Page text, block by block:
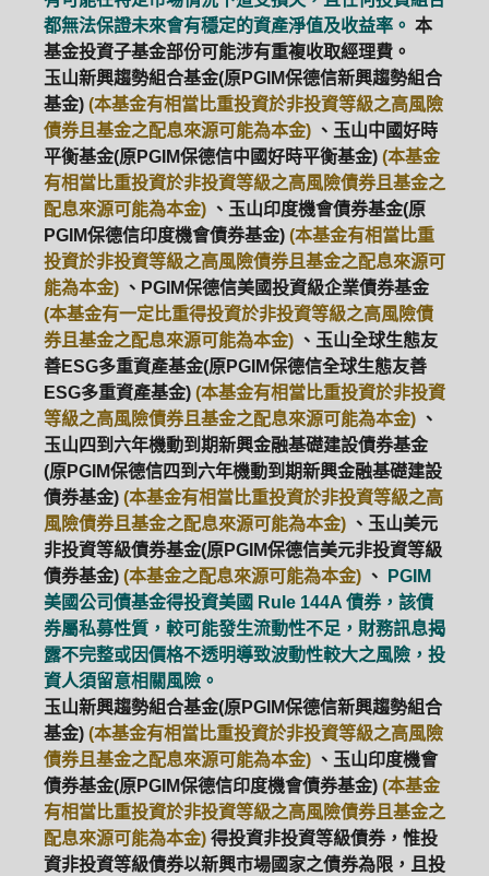
都無法保證未來會有穩定的資產淨值及收益率。 本
基金投資子基金部份可能涉有重複收取經理費。
玉山新興趨勢組合基金(原PGIM保德信新興趨勢組合
基金) (本基金有相當比重投資於非投資等級之高風險
債券且基金之配息來源可能為本金) 、玉山中國好時
平衡基金(原PGIM保德信中國好時平衡基金) (本基金
有相當比重投資於非投資等級之高風險債券且基金之
配息來源可能為本金) 、玉山印度機會債券基金(原
PGIM保德信印度機會債券基金) (本基金有相當比重
投資於非投資等級之高風險債券且基金之配息來源可
能為本金) 、PGIM保德信美國投資級企業債券基金
(本基金有一定比重得投資於非投資等級之高風險債
券且基金之配息來源可能為本金) 、玉山全球生態友
善ESG多重資產基金(原PGIM保德信全球生態友善
ESG多重資產基金) (本基金有相當比重投資於非投資
等級之高風險債券且基金之配息來源可能為本金) 、
玉山四到六年機動到期新興金融基礎建設債券基金
(原PGIM保德信四到六年機動到期新興金融基礎建設
債券基金) (本基金有相當比重投資於非投資等級之高
風險債券且基金之配息來源可能為本金) 、玉山美元
非投資等級債券基金(原PGIM保德信美元非投資等級
債券基金) (本基金之配息來源可能為本金) 、
PGIM
美國公司債基金得投資美國 Rule 144A 債券，該債
券屬私募性質，較可能發生流動性不足，財務訊息揭
露不完整或因價格不透明導致波動性較大之風險，投
資人須留意相關風險。
玉山新興趨勢組合基金(原PGIM保德信新興趨勢組合
基金) (本基金有相當比重投資於非投資等級之高風險
債券且基金之配息來源可能為本金) 、玉山印度機會
債券基金(原PGIM保德信印度機會債券基金) (本基金
有相當比重投資於非投資等級之高風險債券且基金之
配息來源可能為本金) 得投資非投資等級債券，惟投
資非投資等級債券以新興市場國家之債券為限，且投